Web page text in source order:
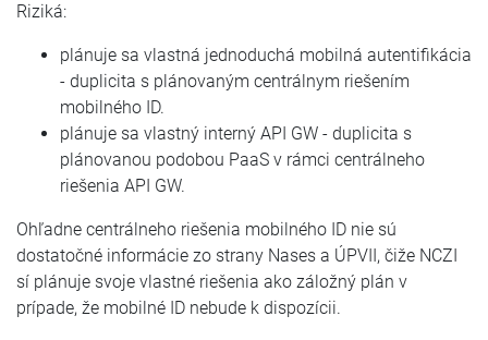
Riziká:
plánuje sa vlastná jednoduchá mobilná autentifikácia
- duplicita s plánovaným centrálnym riešením
mobilného ID.
plánuje sa vlastný interný API GW - duplicita s
plánovanou podobou PaaS v rámci centrálneho
riešenia API GW.
Ohľadne centrálneho riešenia mobilného ID nie sú
dostatočné informácie zo strany Nases a ÚPVII, čiže NCZI
sí plánuje svoje vlastné riešenia ako záložný plán v
prípade, že mobilné ID nebude k dispozícii.